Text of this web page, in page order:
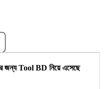
জন্য Tool BD নিয়ে এসেছে